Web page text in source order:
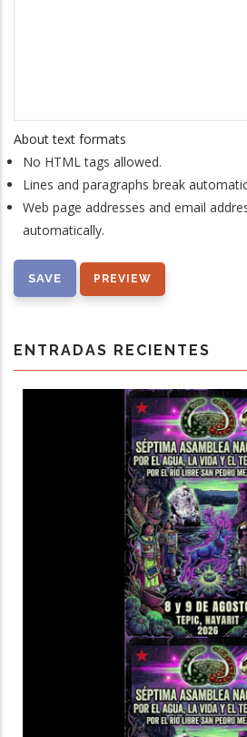
About text formats
No HTML tags allowed.
Lines and paragraphs break
Web page addresses and email
automatically.
ENTRADAS RECIENTES